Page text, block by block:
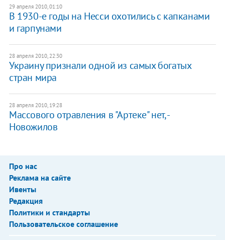
29 апреля 2010, 01:10
В 1930-е годы на Несси охотились с капканами
и гарпунами
28 апреля 2010, 22:30
Украину признали одной из самых богатых
стран мира
28 апреля 2010, 19:28
Массового отравления в "Артеке" нет, -
Новожилов
Про нас
Реклама на сайте
Ивенты
Редакция
Политики и стандарты
Пользовательское соглашение